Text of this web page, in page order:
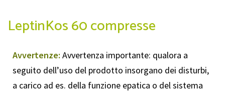
LeptinKos 60 compresse
Avvertenze: Avvertenza importante: qualora a
seguito dell’uso del prodotto insorgano dei disturbi,
a carico ad es. della funzione epatica o del sistema